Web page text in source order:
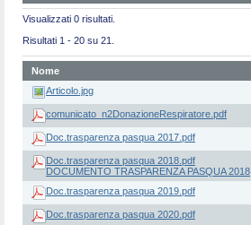
Visualizzati 0 risultati.
Risultati 1 - 20 su 21.
Nome
Articolo.jpg
comunicato_n2DonazioneRespiratore.pdf
Doc.trasparenza pasqua 2017.pdf
Doc.trasparenza pasqua 2018.pdf
DOCUMENTO TRASPARENZA PASQUA 2018
Doc.trasparenza pasqua 2019.pdf
Doc.trasparenza pasqua 2020.pdf